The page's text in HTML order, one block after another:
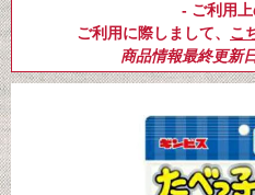
- ご利用
ご利用に際しまして、 こ
商品情報最終更新